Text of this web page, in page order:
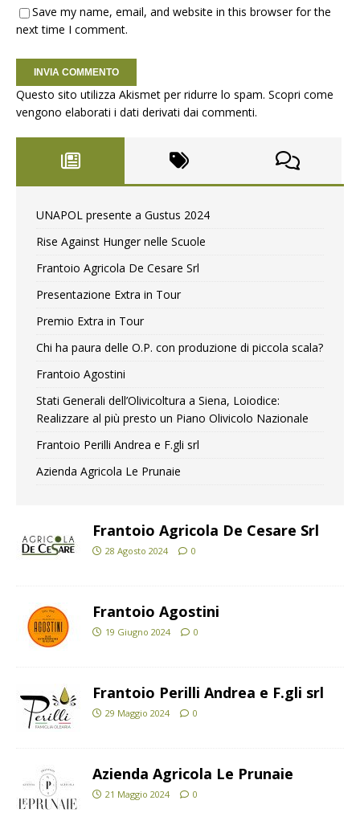
Save my name, email, and website in this browser for the
next time I comment.
Questo sito utilizza Akismet per ridurre lo spam. Scopri come
vengono elaborati i dati derivati dai commenti.
UNAPOL presente a Gustus 2024
Rise Against Hunger nelle Scuole
Frantoio Agricola De Cesare Srl
Presentazione Extra in Tour
Premio Extra in Tour
Chi ha paura delle O.P. con produzione di piccola scala?
Frantoio Agostini
Stati Generali dell’Olivicoltura a Siena, Loiodice:
Realizzare al più presto un Piano Olivicolo Nazionale
Frantoio Perilli Andrea e F.gli srl
Azienda Agricola Le Prunaie
Frantoio Agricola De Cesare Srl
28 Agosto 2024 0
Frantoio Agostini
19 Giugno 2024 0
Frantoio Perilli Andrea e F.gli srl
29 Maggio 2024 0
Azienda Agricola Le Prunaie
21 Maggio 2024 0